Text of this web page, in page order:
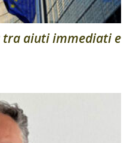
tra aiuti immediati e